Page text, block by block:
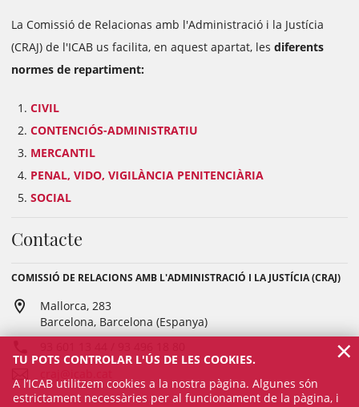
La Comissió de Relacionas amb l'Administració i la Justícia
(CRAJ) de l'ICAB us facilita, en aquest apartat, les diferents
normes de repartiment:
CIVIL
CONTENCIÓS-ADMINISTRATIU
MERCANTIL
PENAL, VIDO, VIGILÀNCIA PENITENCIÀRIA
SOCIAL
Contacte
COMISSIÓ DE RELACIONS AMB L'ADMINISTRACIÓ I LA JUSTÍCIA (CRAJ)
Mallorca, 283
Barcelona, Barcelona (Espanya)
TU POTS CONTROLAR L'ÚS DE LES COOKIES.
A l’ICAB utilitzem cookies a la nostra pàgina. Algunes són
estrictament necessàries per al funcionament de la pàgina, i
×